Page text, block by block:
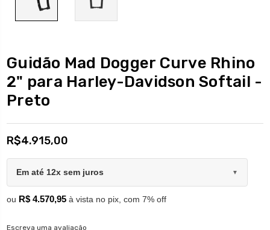
Guidão Mad Dogger Curve Rhino
2" para Harley-Davidson Softail -
Preto
R$4.915,00
Em até 12x sem juros ▼
ou R$ 4.570,95 à vista no pix, com 7% off
Escreva uma avaliação